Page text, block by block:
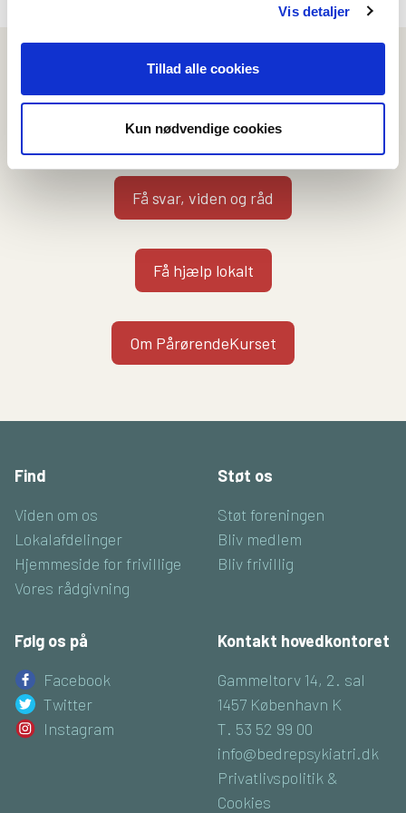
Vis detaljer
Tillad alle cookies
Kun nødvendige cookies
Vi kan hjælpe dig på flere måder
Kontakt en rådgiver
Få svar, viden og råd
Få hjælp lokalt
Om PårørendeKurset
Find
Viden om os
Lokalafdelinger
Hjemmeside for frivillige
Vores rådgivning
Støt os
Støt foreningen
Bliv medlem
Bliv frivillig
Følg os på
Facebook
Twitter
Instagram
Kontakt hovedkontoret
Gammeltorv 14, 2. sal
1457 København K
T. 53 52 99 00
info@bedrepsykiatri.dk
Privatlivspolitik &
Cookies